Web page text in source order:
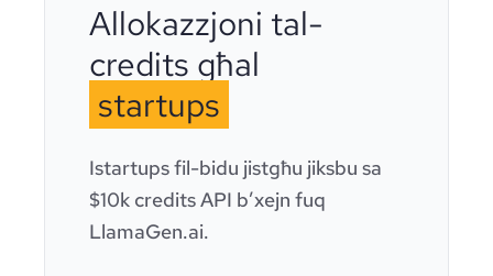
Allokazzjoni tal-
credits għal
startups
Istartups fil-bidu jistgħu jiksbu sa
$10k credits API b’xejn fuq
LlamaGen.ai.